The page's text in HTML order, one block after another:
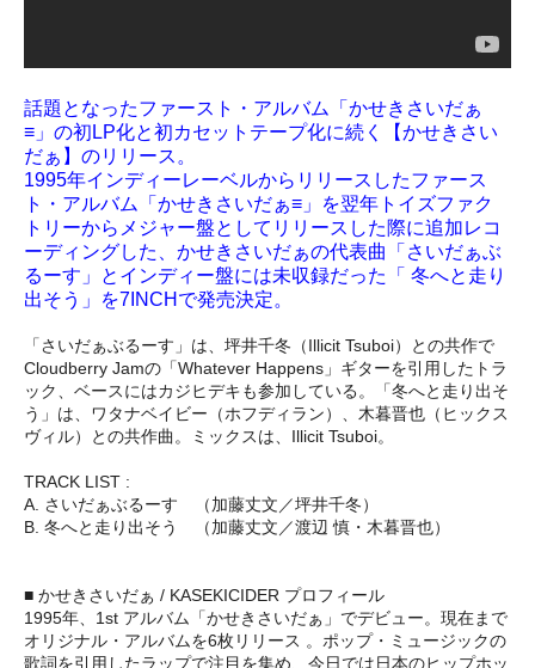
話題となったファースト・アルバム「かせきさいだぁ
≡」の初LP化と初カセットテープ化に続く【かせきさい
だぁ】のリリース。
1995年インディーレーベルからリリースしたファース
ト・アルバム「かせきさいだぁ≡」を翌年トイズファク
トリーからメジャー盤としてリリースした際に追加レコ
ーディングした、かせきさいだぁの代表曲「さいだぁぶ
るーす」とインディー盤には未収録だった「 冬へと走り
出そう」を7INCHで発売決定。
「さいだぁぶるーす」は、坪井千冬（Illicit Tsuboi）との共作で
Cloudberry Jamの「Whatever Happens」ギターを引用したトラ
ック、ベースにはカジヒデキも参加している。「冬へと走り出そ
う」は、ワタナベイビー（ホフディラン）、木暮晋也（ヒックス
ヴィル）との共作曲。ミックスは、Illicit Tsuboi。
TRACK LIST :
A. さいだぁぶるーす （加藤丈文／坪井千冬）
B. 冬へと走り出そう （加藤丈文／渡辺 慎・木暮晋也）
■ かせきさいだぁ / KASEKICIDER プロフィール
1995年、1st アルバム「かせきさいだぁ」でデビュー。現在まで
オリジナル・アルバムを6枚リリース 。ポップ・ミュージックの
歌詞を引用したラップで注目を集め、今日では日本のヒップホッ